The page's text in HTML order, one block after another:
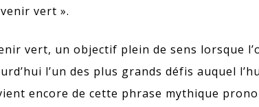
vert ».
vert, un objectif plein de sens lorsque
l’un des plus grands défis auquel
encore de cette phrase mythique